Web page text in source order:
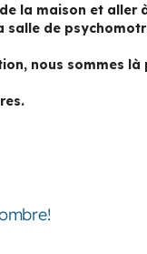
la maison et aller
salle de
nous sommes là